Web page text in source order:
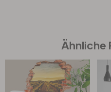
Eingangsbereich
Ähnliche